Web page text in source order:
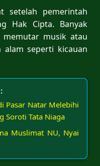
setelah pemerintah
Hak Cipta. Banyak
musik atau
alam seperti kicauan
Pasar Natar Melebihi
Soroti Tata Niaga
Muslimat NU, Nyai